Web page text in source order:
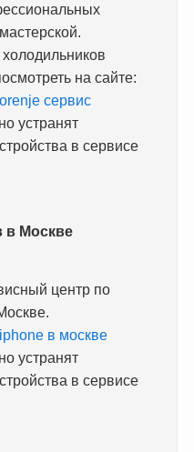
на сайте:
сервис
устранят
в сервисе
в Москве
центр по
в москве
устранят
в сервисе